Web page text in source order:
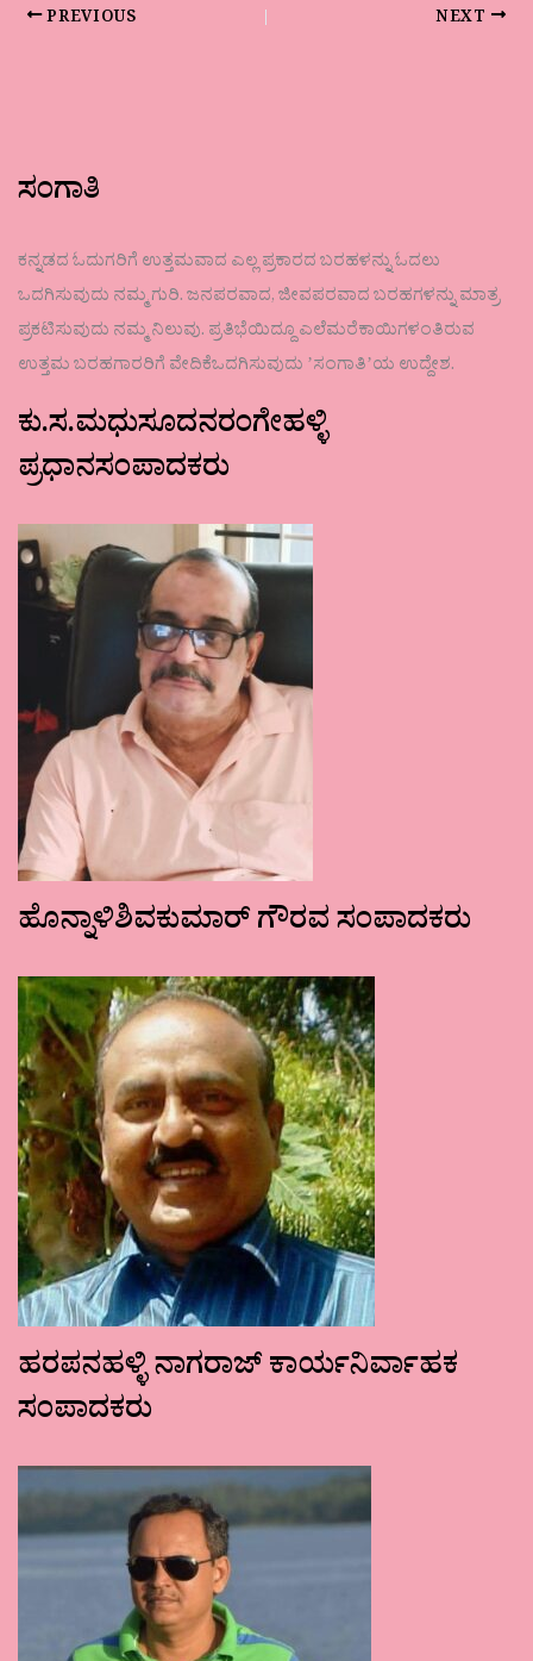
PREVIOUS NEXT
ಸಂಗಾತಿ
ಕನ್ನಡದ ಓದುಗರಿಗೆ ಉತ್ತಮವಾದ ಎಲ್ಲ ಪ್ರಕಾರದ ಬರಹಳನ್ನು ಓದಲು
ಒದಗಿಸುವುದು ನಮ್ಮ ಗುರಿ. ಜನಪರವಾದ, ಜೀವಪರವಾದ ಬರಹಗಳನ್ನು ಮಾತ್ರ
ಪ್ರಕಟಿಸುವುದು ನಮ್ಮ ನಿಲುವು. ಪ್ರತಿಭೆಯಿದ್ದೂ ಎಲೆಮರೆಕಾಯಿಗಳಂತಿರುವ
ಉತ್ತಮ ಬರಹಗಾರರಿಗೆ ವೇದಿಕೆಒದಗಿಸುವುದು ʼಸಂಗಾತಿʼಯ ಉದ್ದೇಶ.
ಕು.ಸ.ಮಧುಸೂದನರಂಗೇಹಳ್ಳಿ
ಪ್ರಧಾನಸಂಪಾದಕರು
ಹೊನ್ನಾಳಿಶಿವಕುಮಾರ್ ಗೌರವ ಸಂಪಾದಕರು
ಹರಪನಹಳ್ಳಿ ನಾಗರಾಜ್ ಕಾರ್ಯನಿರ್ವಾಹಕ
ಸಂಪಾದಕರು